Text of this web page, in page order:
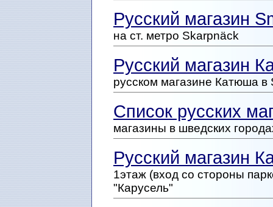
Русский магазин
на ст. метро Skarpnäck
Русский магазин
русском магазине Катюша в
Список русских
магазины в шведских
Русский магазин
1этаж (вход со стороны
"Карусель"